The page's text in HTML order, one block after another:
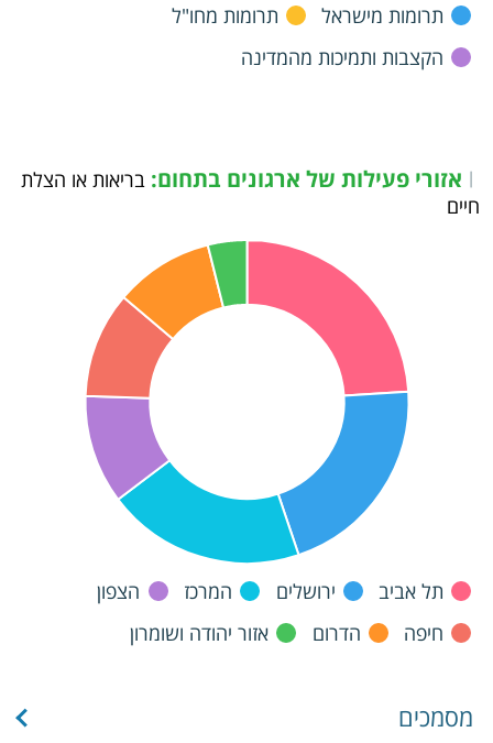
תרומות מישראל
תרומות מחו"ל
הקצבות ותמיכות מהמדינה
| אזורי פעילות של ארגונים בתחום:בריאות או הצלת
חיים
תל אביב ירושלים המרכז
הצפון
חיפה
הדרום אזור יהודה ושומרון
מסמכים